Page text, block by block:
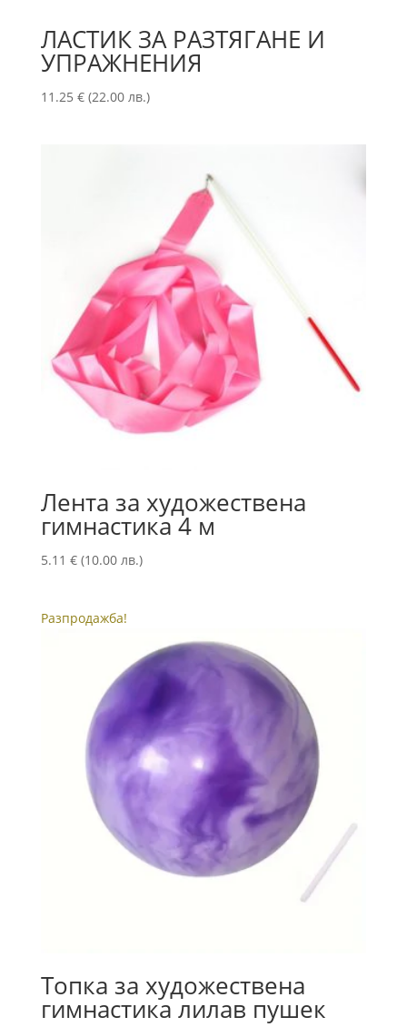
ЛАСТИК ЗА РАЗТЯГАНЕ И
УПРАЖНЕНИЯ
11.25 € (22.00 лв.)
Лента за художествена
гимнастика 4 м
5.11 € (10.00 лв.)
Разпродажба!
Топка за художествена
гимнастика лилав пушек